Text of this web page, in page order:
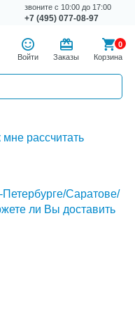
+7 (495) 077-08-97
звоните с 10:00 до 17:00
Войти Заказы
0
Корзина
рассчитать
Саратове/
ли Вы доставить